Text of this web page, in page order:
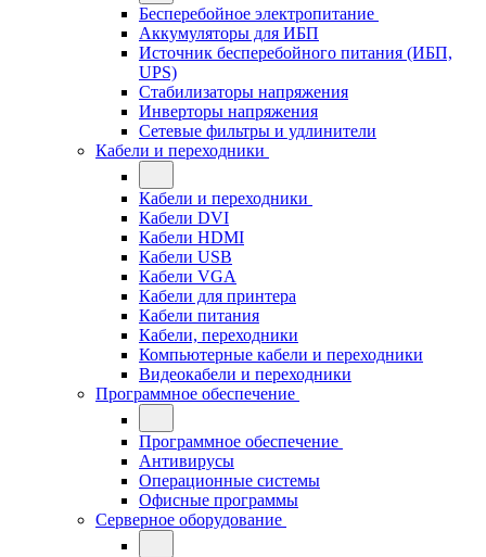
Бесперебойное электропитание
Аккумуляторы для ИБП
Источник бесперебойного питания (ИБП,
UPS)
Стабилизаторы напряжения
Инверторы напряжения
Сетевые фильтры и удлинители
Кабели и переходники
Кабели и переходники
Кабели DVI
Кабели HDMI
Кабели USB
Кабели VGA
Кабели для принтера
Кабели питания
Кабели, переходники
Компьютерные кабели и переходники
Видеокабели и переходники
Программное обеспечение
Программное обеспечение
Антивирусы
Операционные системы
Офисные программы
Серверное оборудование